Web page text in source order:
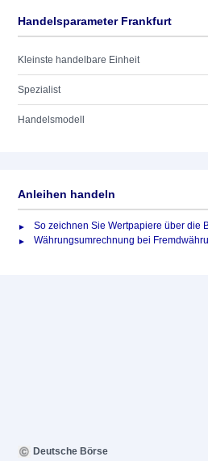
Handelsparameter Frankfurt
Kleinste handelbare Einheit
Spezialist
Handelsmodell
Anleihen handeln
So zeichnen Sie Wertpapiere über die
Währungsumrechnung bei
Deutsche Börse